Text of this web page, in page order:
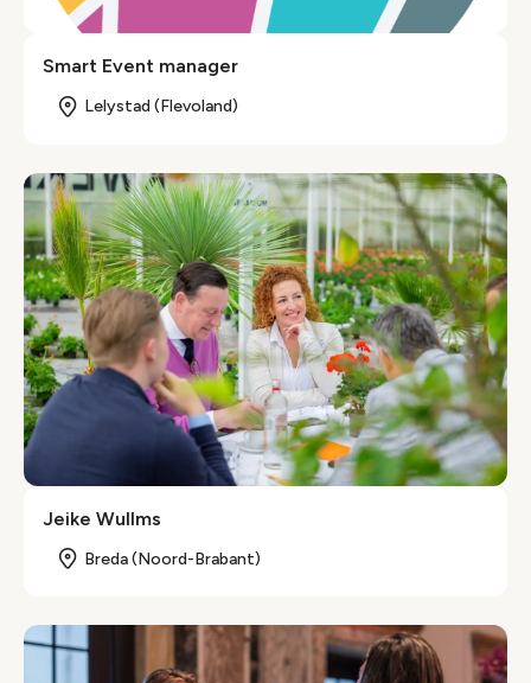
Smart Event manager
Lelystad (Flevoland)
Jeike Wullms
Breda (Noord-Brabant)